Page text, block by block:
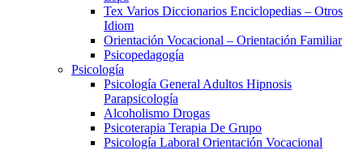
Tex Varios Diccionarios Enciclopedias – Otros
Idiom
Orientación Vocacional – Orientación Familiar
Psicopedagogía
Psicología
Psicología General Adultos Hipnosis
Parapsicología
Alcoholismo Drogas
Psicoterapia Terapia De Grupo
Psicología Laboral Orientación Vocacional